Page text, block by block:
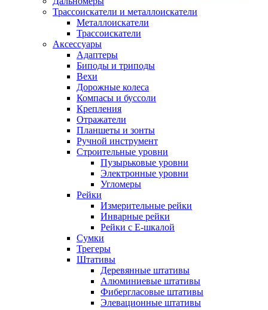
Трассоискатели и металлоискатели
Металлоискатели
Трассоискатели
Аксессуары
Адаптеры
Биподы и триподы
Вехи
Дорожные колеса
Компасы и буссоли
Крепления
Отражатели
Планшеты и зонты
Ручной инструмент
Строительные уровни
Пузырьковые уровни
Электронные уровни
Угломеры
Рейки
Измерительные рейки
Инварные рейки
Рейки с Е-шкалой
Сумки
Трегеры
Штативы
Деревянные штативы
Алюминиевые штативы
Фибергласовые штативы
Элевационные штативы